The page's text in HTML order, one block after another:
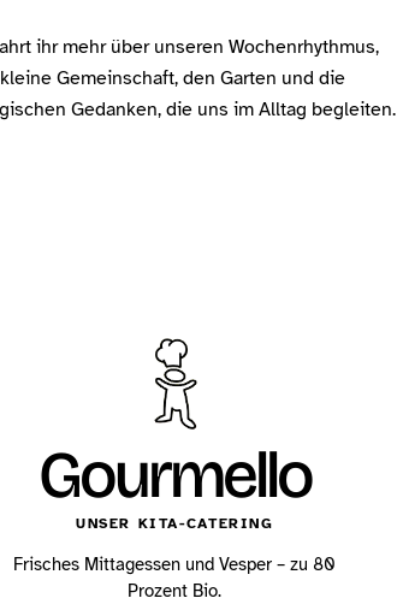
ihr mehr über unseren Wochenrhythmus,
Gemeinschaft, den Garten und die
Gedanken, die uns im Alltag begleiten.
Gourmello
UNSER KITA-CATERING
Frisches Mittagessen und Vesper – zu 80
Prozent Bio.